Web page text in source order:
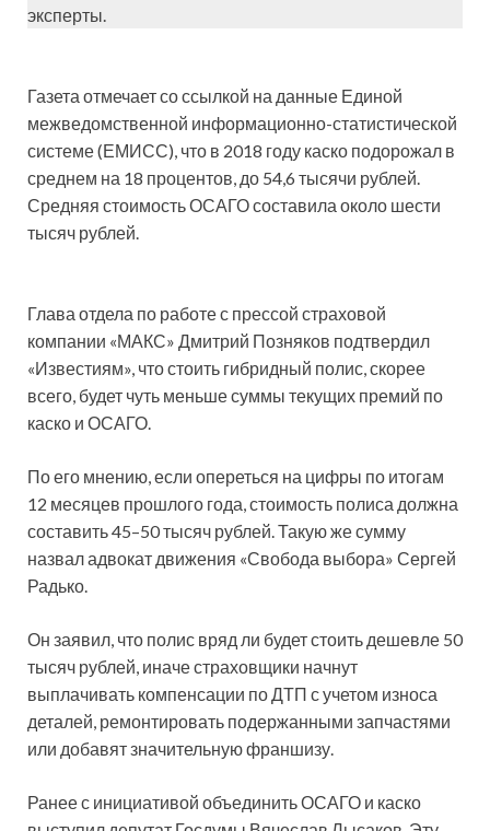
эксперты.
Газета отмечает со ссылкой на данные Единой
межведомственной информационно-статистической
системе (ЕМИСС), что в 2018 году каско подорожал в
среднем на 18 процентов, до 54,6 тысячи рублей.
Средняя стоимость ОСАГО составила около шести
тысяч рублей.
Глава отдела по работе с прессой страховой
компании «МАКС» Дмитрий Позняков подтвердил
«Известиям», что стоить гибридный полис, скорее
всего, будет чуть меньше суммы текущих премий по
каско и ОСАГО.
По его мнению, если опереться на цифры по итогам
12 месяцев прошлого года, стоимость полиса должна
составить 45–50 тысяч рублей. Такую же сумму
назвал адвокат движения «Свобода выбора» Сергей
Радько.
Он заявил, что полис вряд ли будет стоить дешевле 50
тысяч рублей, иначе страховщики начнут
выплачивать компенсации по ДТП с учетом износа
деталей, ремонтировать подержанными запчастями
или добавят значительную франшизу.
Ранее с инициативой объединить ОСАГО и каско